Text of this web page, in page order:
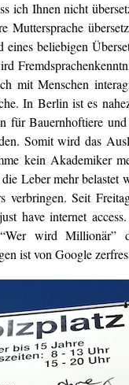
ich Ihnen nicht
beliebigen
mit Menschen
In Berlin ist es
für Bauernhoftiere
Somit wird das
kein Akademiker
Leber mehr belastet
verbringen. Seit
have internet access
wird Millionär”
ist von Google